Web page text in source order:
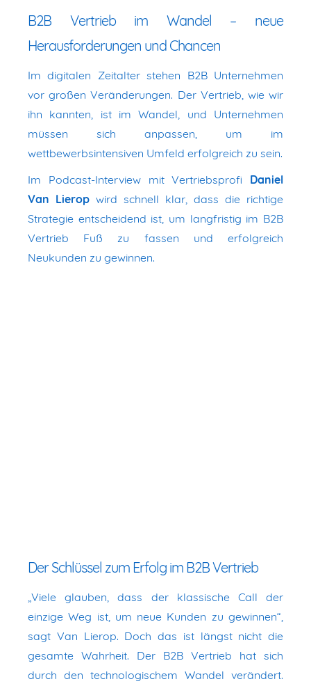
B2B Vertrieb im Wandel – neue
Herausforderungen und Chancen
Im digitalen Zeitalter stehen B2B Unternehmen
vor großen Veränderungen. Der Vertrieb, wie wir
ihn kannten, ist im Wandel, und Unternehmen
müssen sich anpassen, um im
wettbewerbsintensiven Umfeld erfolgreich zu sein.
Im Podcast-Interview mit Vertriebsprofi Daniel
Van Lierop wird schnell klar, dass die richtige
Strategie entscheidend ist, um langfristig im B2B
Vertrieb Fuß zu fassen und erfolgreich
Neukunden zu gewinnen.
Der Schlüssel zum Erfolg im B2B Vertrieb
„Viele glauben, dass der klassische Call der
einzige Weg ist, um neue Kunden zu gewinnen“,
sagt Van Lierop. Doch das ist längst nicht die
gesamte Wahrheit. Der B2B Vertrieb hat sich
durch den technologischem Wandel verändert.